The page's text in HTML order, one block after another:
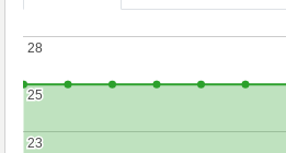
23
23
25
25
28
28